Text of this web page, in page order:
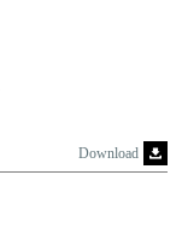
Download